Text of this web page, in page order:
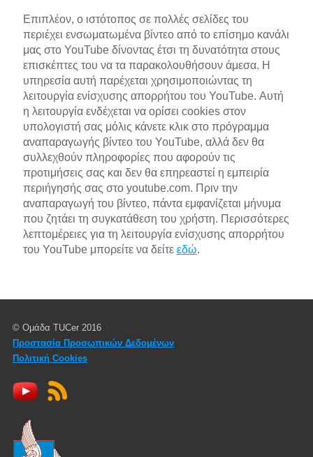
Επιπλέον, ο ιστότοπος σε πολλές σελίδες του
περιέχει ενσωματωμένα βίντεο από το επίσημο κανάλι
μας στο YouTube δίνοντας έτσι τη δυνατότητα στους
επισκέπτες του να τα παρακολουθήσουν άμεσα. Η
υπηρεσία αυτή παρέχεται χρησιμοποιώντας τη
λειτουργία ενίσχυσης απορρήτου του YouTube. Αυτή
η λειτουργία ενδέχεται να ορίσει cookies στον
υπολογιστή σας μόλις κάνετε κλικ στο πρόγραμμα
αναπαραγωγής βίντεο του YouTube, αλλά δεν θα
συλλεχθούν πληροφορίες που αφορούν τις
προτιμήσεις σας και δεν θα επηρεαστεί η εμπειρία
περιήγησής σας στο youtube.com. Πριν την
αναπαραγωγή του βίντεο, πάντα εμφανίζεται μήνυμα
που ζητάει τη συγκατάθεση του χρήστη. Περισσότερες
λεπτομέρειες για τη λειτουργία ενίσχυσης απορρήτου
του YouTube μπορείτε να δείτε εδώ.
© Ομάδα TUCer 2016
Προστασία Προσωπικών Δεδομένων
Πολιτική Cookies